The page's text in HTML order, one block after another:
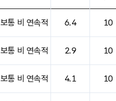
보통 비 연속적 6.4 10
보통 비 연속적 2.9 10
보통 비 연속적 4.1 10